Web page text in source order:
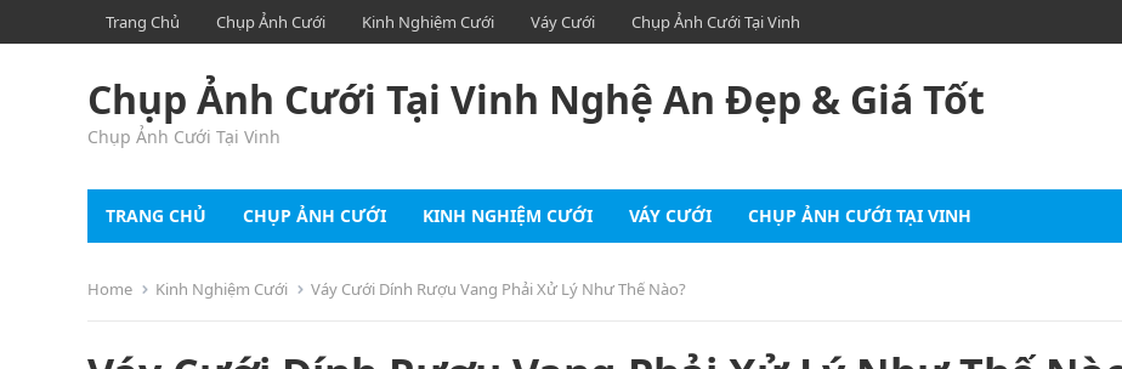
Trang Chủ Chụp Ảnh Cưới Kinh Nghiệm Cưới Váy Cưới Chụp Ảnh Cưới Tại Vinh
Chụp Ảnh Cưới Tại Vinh Nghệ An Đẹp & Giá Tốt
Chụp Ảnh Cưới Tại Vinh
TRANG CHỦ CHỤP ẢNH CƯỚI KINH NGHIỆM CƯỚI VÁY CƯỚI CHỤP ẢNH CƯỚI TẠI VINH
Home Kinh Nghiệm Cưới Váy Cưới Dính Rượu Vang Phải Xử Lý Như Thế Nào?